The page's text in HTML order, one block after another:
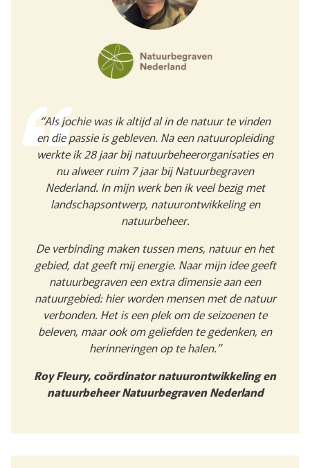
“Als jochie was ik altijd al in de natuur te vinden
en die passie is gebleven. Na een natuuropleiding
werkte ik 28 jaar bij natuurbeheerorganisaties en
nu alweer ruim 7 jaar bij Natuurbegraven
Nederland. In mijn werk ben ik veel bezig met
landschapsontwerp, natuurontwikkeling en
natuurbeheer.
De verbinding maken tussen mens, natuur en het
gebied, dat geeft mij energie. Naar mijn idee geeft
natuurbegraven een extra dimensie aan een
natuurgebied: hier worden mensen met de natuur
verbonden. Het is een plek om de seizoenen te
beleven, maar ook om geliefden te gedenken, en
herinneringen op te halen.”
Roy Fleury, coördinator natuurontwikkeling en
natuurbeheer Natuurbegraven Nederland